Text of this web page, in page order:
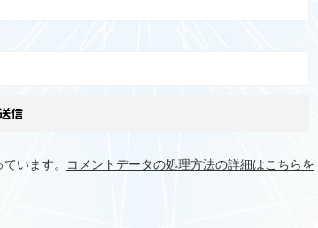
います。
コメントデータの処理方法の詳細はこちらを